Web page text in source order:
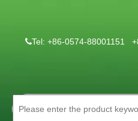
Tel: +86-0574-88001151